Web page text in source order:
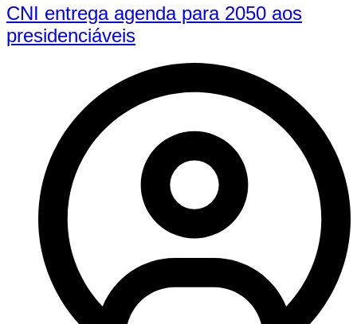
CNI entrega agenda para 2050 aos
presidenciáveis